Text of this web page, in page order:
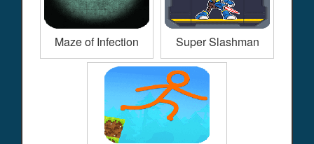
Maze of Infection Super Slashman